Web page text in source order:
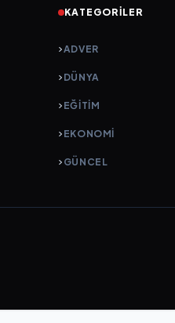
KATEGORILER
ADVER
DÜNYA
EĞİTİM
EKONOMİ
GÜNCEL